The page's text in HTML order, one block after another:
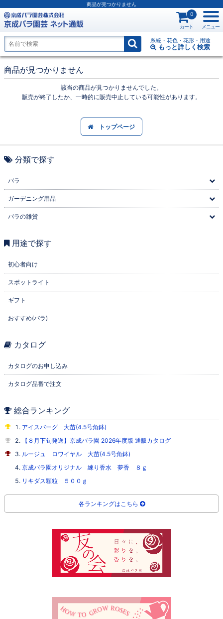
商品が見つかりません
系統・花色・花形・用途
もっと詳しく検索
カート
0
メニュー
商品が見つかりません
該当の商品が見つかりませんでした。
販売が終了したか、一時的に販売中止している可能性があります。
トップページ
分類で探す
バラ
ガーデニング用品
バラの雑貨
用途で探す
初心者向け
スポットライト
ギフト
おすすめ(バラ)
カタログ
カタログのお申し込み
カタログ品番で注文
総合ランキング
アイスバーグ 大苗(4.5号角鉢)
【８月下旬発送】京成バラ園 2026年度版 通販カタログ
ルージュ ロワイヤル 大苗(4.5号角鉢)
京成バラ園オリジナル 練り香水 夢香 ８ｇ
リキダス顆粒 ５００ｇ
各ランキングはこちら